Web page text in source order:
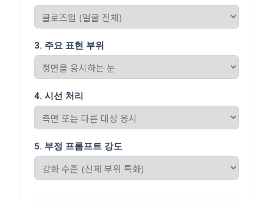
3. 주요 표현 부위
4. 시선 처리
5. 부정 프롬프트 강도